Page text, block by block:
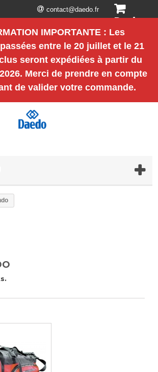
Panier
(vide)
contact@daedo.fr
IMPORTANTE : Les
entre le 20 juillet et le 21
seront expédiées à partir du
. Merci de prendre en compte
de valider votre commande.